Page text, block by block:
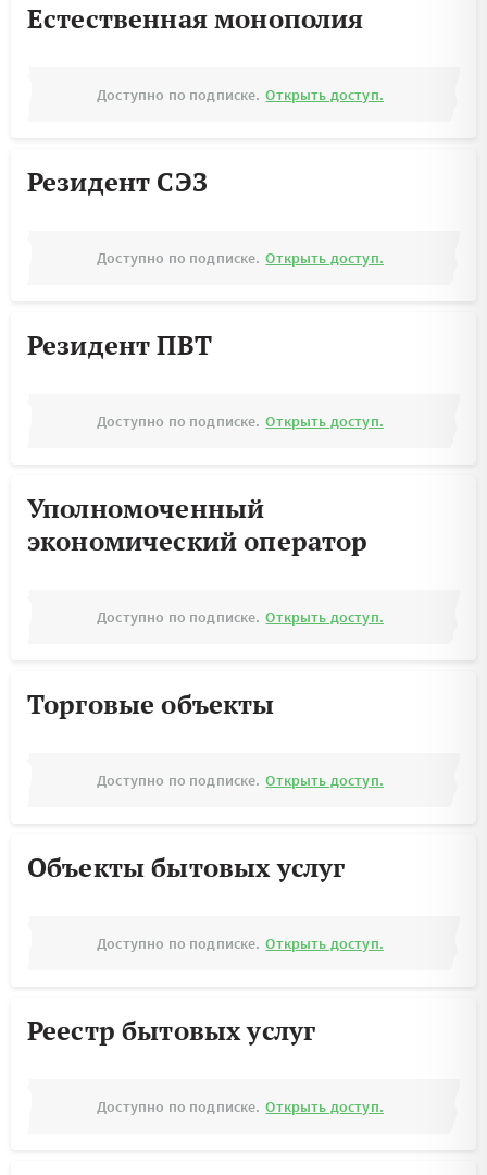
Естественная монополия
Доступно по подписке. Открыть доступ.
Резидент СЭЗ
Доступно по подписке. Открыть доступ.
Резидент ПВТ
Доступно по подписке. Открыть доступ.
Уполномоченный
экономический оператор
Доступно по подписке. Открыть доступ.
Торговые объекты
Доступно по подписке. Открыть доступ.
Объекты бытовых услуг
Доступно по подписке. Открыть доступ.
Реестр бытовых услуг
Доступно по подписке. Открыть доступ.